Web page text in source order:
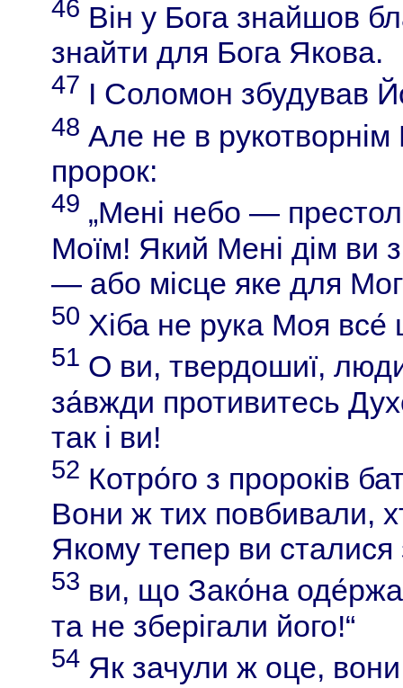
46 Він у Бога знайшов
знайти для Бога Якова.
47 І Соломон збудував
48 Але не в
пророк:
49 „Мені небо —
Моїм! Який Мені дім ви
— або місце яке для
50 Хіба не рука Моя все́
51 О ви, твердошиї,
за́вжди противитесь
так і ви!
52 Котро́го з пророків
Вони ж тих повбивали,
Якому тепер ви
53 ви, що Зако́на
та не зберігали його!“
54 Як зачули ж оце,